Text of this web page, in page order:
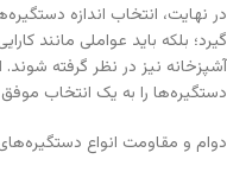
در نهایت، انتخاب اندازه
گیرد؛ بلکه باید عواملی مانند
آشپزخانه نیز در نظر گرفته
دستگیره‌ها را به یک انتخاب
دوام و مقاومت انواع